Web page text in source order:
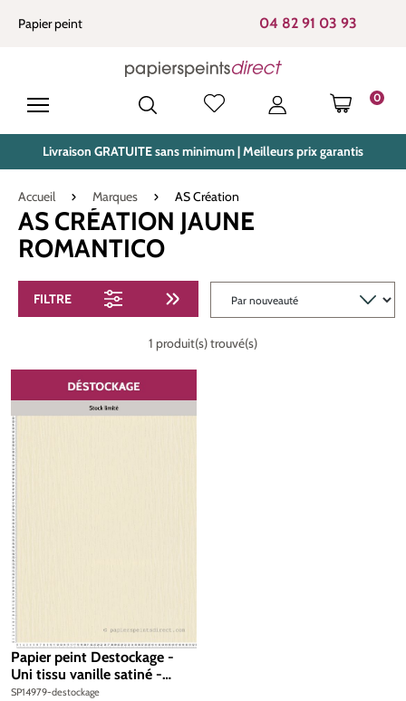
principal
Papier peint 04 82 91 03 93
0
LE
Livraison GRATUITE sans minimum | Meilleurs prix garantis
Accueil Marques AS Création
AS CRÉATION JAUNE
ROMANTICO
FILTRE
1 produit(s) trouvé(s)
Papier peint Destockage -
Uni tissu vanille satiné -
Romantico d'AS Création
SP14979-destockage